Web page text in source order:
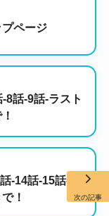
ページ
8話-9話-ラスト
-14話-15話-ラ
！
次の記事